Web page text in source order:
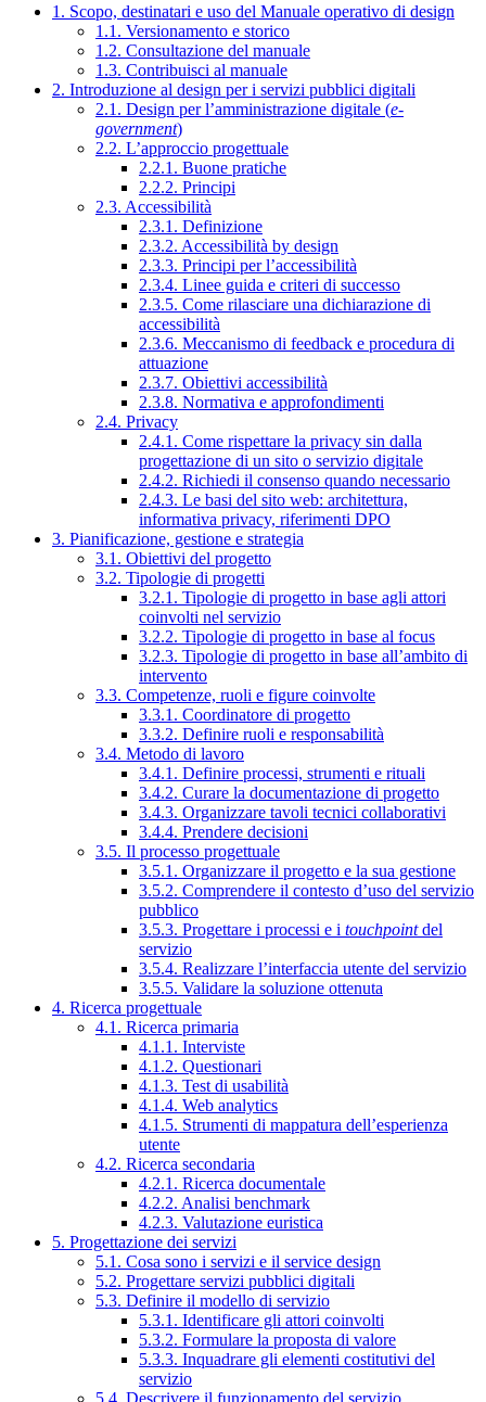
1. Scopo, destinatari e uso del Manuale operativo di design
1.1. Versionamento e storico
1.2. Consultazione del manuale
1.3. Contribuisci al manuale
2. Introduzione al design per i servizi pubblici digitali
2.1. Design per l’amministrazione digitale (e-
government)
2.2. L’approccio progettuale
2.2.1. Buone pratiche
2.2.2. Principi
2.3. Accessibilità
2.3.1. Definizione
2.3.2. Accessibilità by design
2.3.3. Principi per l’accessibilità
2.3.4. Linee guida e criteri di successo
2.3.5. Come rilasciare una dichiarazione di
accessibilità
2.3.6. Meccanismo di feedback e procedura di
attuazione
2.3.7. Obiettivi accessibilità
2.3.8. Normativa e approfondimenti
2.4. Privacy
2.4.1. Come rispettare la privacy sin dalla
progettazione di un sito o servizio digitale
2.4.2. Richiedi il consenso quando necessario
2.4.3. Le basi del sito web: architettura,
informativa privacy, riferimenti DPO
3. Pianificazione, gestione e strategia
3.1. Obiettivi del progetto
3.2. Tipologie di progetti
3.2.1. Tipologie di progetto in base agli attori
coinvolti nel servizio
3.2.2. Tipologie di progetto in base al focus
3.2.3. Tipologie di progetto in base all’ambito di
intervento
3.3. Competenze, ruoli e figure coinvolte
3.3.1. Coordinatore di progetto
3.3.2. Definire ruoli e responsabilità
3.4. Metodo di lavoro
3.4.1. Definire processi, strumenti e rituali
3.4.2. Curare la documentazione di progetto
3.4.3. Organizzare tavoli tecnici collaborativi
3.4.4. Prendere decisioni
3.5. Il processo progettuale
3.5.1. Organizzare il progetto e la sua gestione
3.5.2. Comprendere il contesto d’uso del servizio
pubblico
3.5.3. Progettare i processi e i touchpointdel
servizio
3.5.4. Realizzare l’interfaccia utente del servizio
3.5.5. Validare la soluzione ottenuta
4. Ricerca progettuale
4.1. Ricerca primaria
4.1.1. Interviste
4.1.2. Questionari
4.1.3. Test di usabilità
4.1.4. Web analytics
4.1.5. Strumenti di mappatura dell’esperienza
utente
4.2. Ricerca secondaria
4.2.1. Ricerca documentale
4.2.2. Analisi benchmark
4.2.3. Valutazione euristica
5. Progettazione dei servizi
5.1. Cosa sono i servizi e il service design
5.2. Progettare servizi pubblici digitali
5.3. Definire il modello di servizio
5.3.1. Identificare gli attori coinvolti
5.3.2. Formulare la proposta di valore
5.3.3. Inquadrare gli elementi costitutivi del
servizio
5.4. Descrivere il funzionamento del servizio